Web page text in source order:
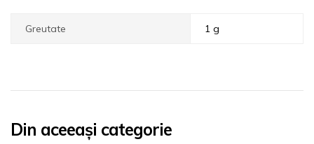
Greutate 1 g
Din aceeași categorie